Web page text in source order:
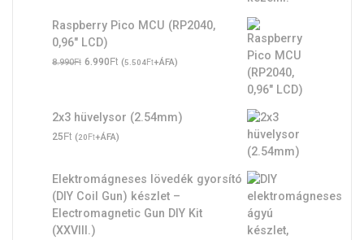
Raspberry Pico MCU (RP2040,
0,96" LCD)
8.990Ft Original
8.990Ft.
6.990FtCurrent
6.990Ft.
(5.504Ft+ÁFA)
2x3 hüvelysor (2.54mm)
25Ft (20Ft+ÁFA)
Elektromágneses lövedék gyorsító
(DIY Coil Gun) készlet –
Electromagnetic Gun DIY Kit
(XXVIII.)